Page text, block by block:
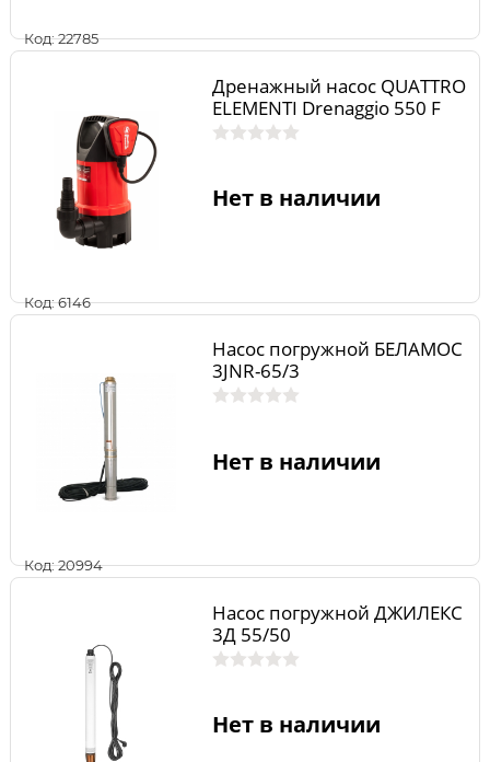
Код: 22785
Код: 6146
Дренажный насос QUATTRO
ELEMENTI Drenaggio 550 F
Нет в наличии
Код: 20994
Насос погружной БЕЛАМОС
3JNR-65/3
Нет в наличии
Насос погружной ДЖИЛЕКС
3Д 55/50
Нет в наличии